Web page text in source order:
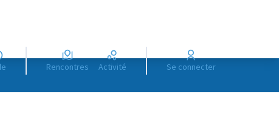
Rencontres Activité Se connecter